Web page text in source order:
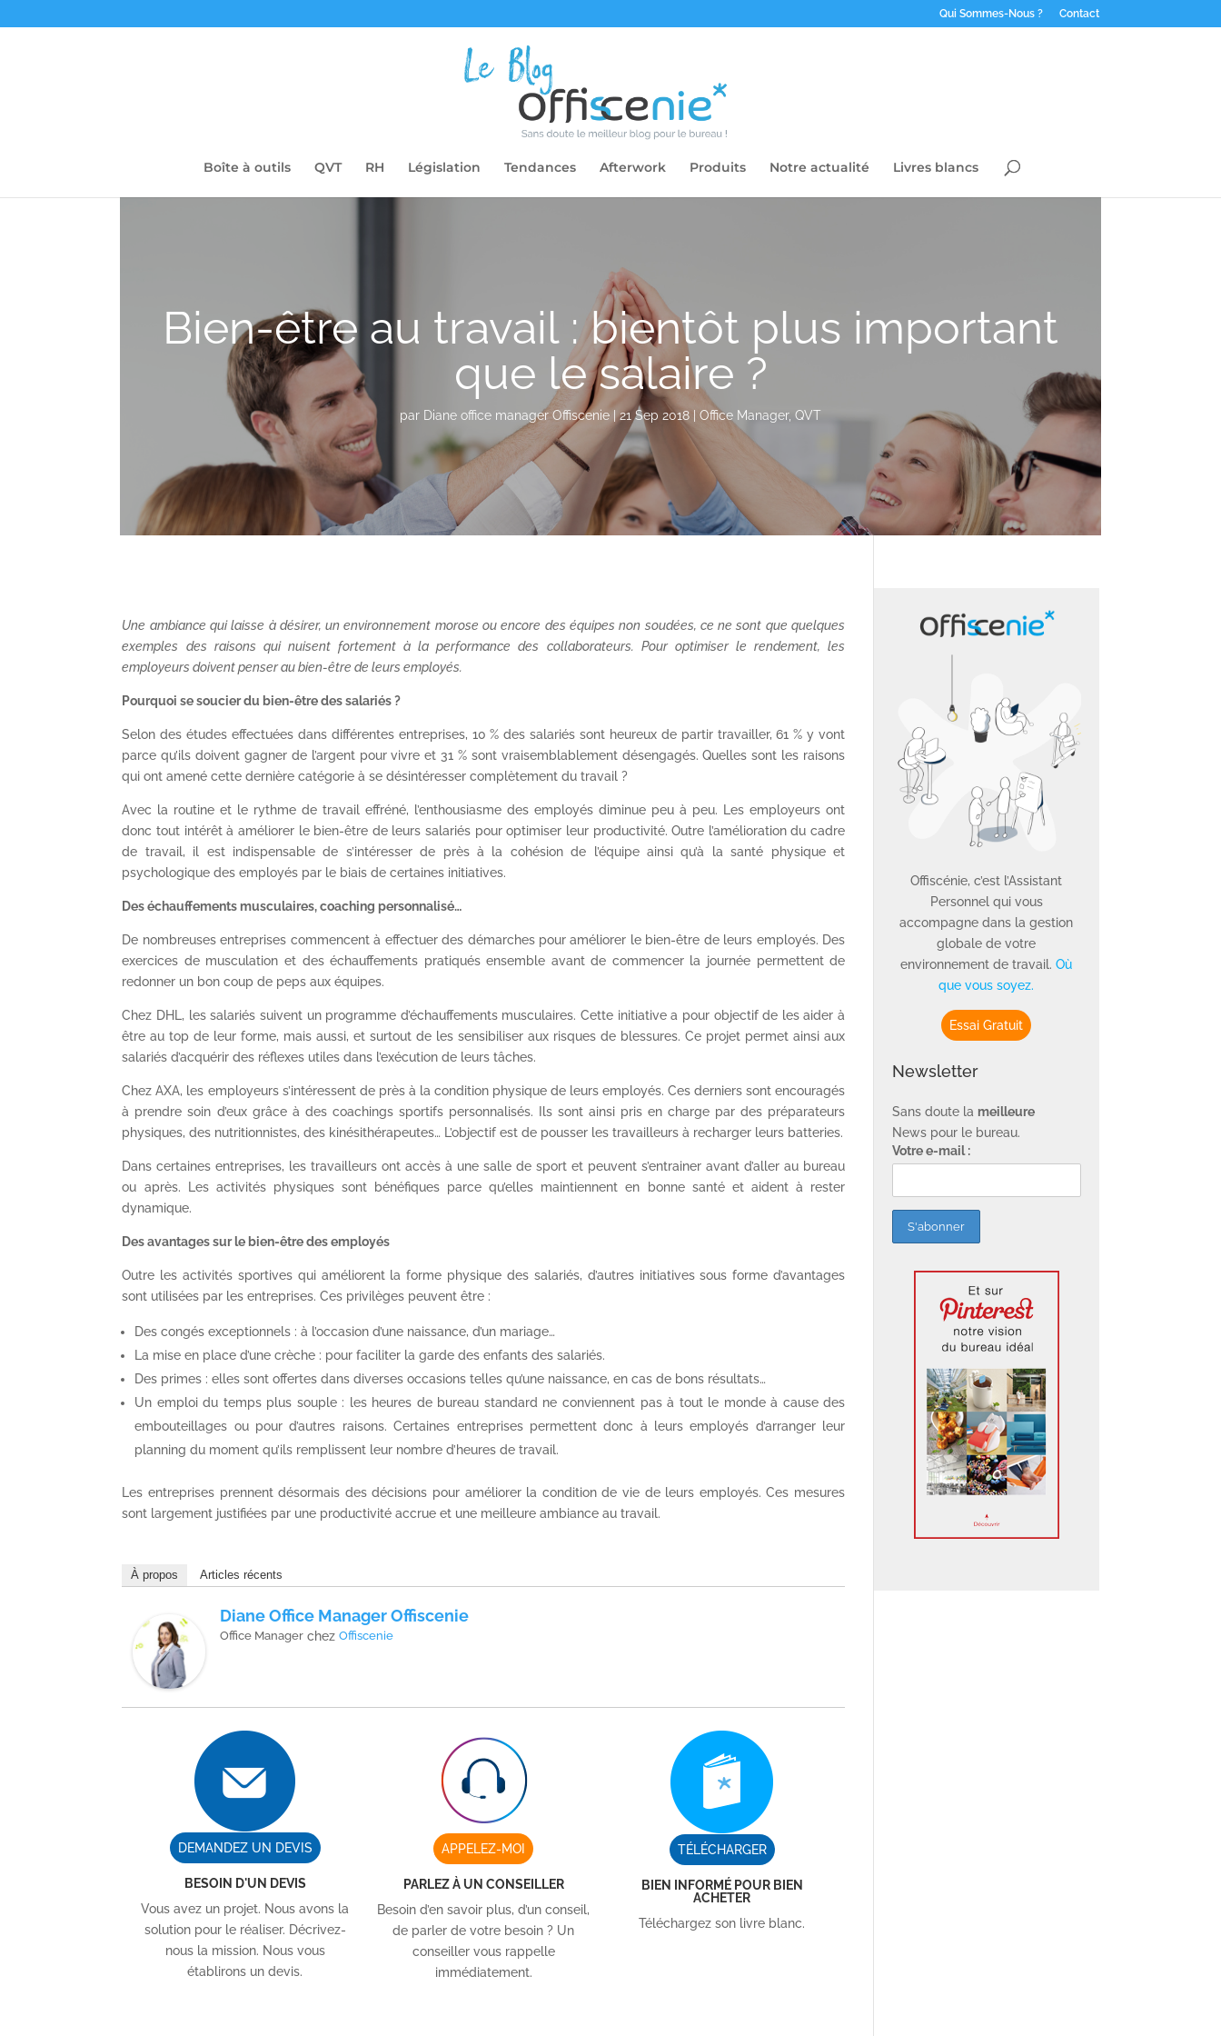
Qui Sommes-Nous ? Contact
Boîte à outils QVT RH Législation Tendances Afterwork Produits Notre actualité Livres blancs
Bien-être au travail : bientôt plus important
que le salaire ?
par Diane office manager Offiscenie |21 Sep 2018 Office Manager, QVT
Une ambiance qui laisse à désirer, un environnement morose ou encore des équipes non soudées, ce ne sont que quelques
exemples des raisons qui nuisent fortement à la performance des collaborateurs. Pour optimiser le rendement, les
employeurs doivent penser au bien-être de leurs employés.
Pourquoi se soucier du bien-être des salariés ?
Selon des études effectuées dans différentes entreprises, 10 % des salariés sont heureux de partir travailler, 61 % y vont
parce qu’ils doivent gagner de l’argent pour vivre et 31 % sont vraisemblablement désengagés. Quelles sont les raisons
qui ont amené cette dernière catégorie à se désintéresser complètement du travail ?
Avec la routine et le rythme de travail effréné, l’enthousiasme des employés diminue peu à peu. Les employeurs ont
donc tout intérêt à améliorer le bien-être de leurs salariés pour optimiser leur productivité. Outre l’amélioration du cadre
de travail, il est indispensable de s’intéresser de près à la cohésion de l’équipe ainsi qu’à la santé physique et
psychologique des employés par le biais de certaines initiatives.
Des échauffements musculaires, coaching personnalisé…
De nombreuses entreprises commencent à effectuer des démarches pour améliorer le bien-être de leurs employés. Des
exercices de musculation et des échauffements pratiqués ensemble avant de commencer la journée permettent de
redonner un bon coup de peps aux équipes.
Chez DHL, les salariés suivent un programme d’échauffements musculaires. Cette initiative a pour objectif de les aider à
être au top de leur forme, mais aussi, et surtout de les sensibiliser aux risques de blessures. Ce projet permet ainsi aux
salariés d’acquérir des réflexes utiles dans l’exécution de leurs tâches.
Chez AXA, les employeurs s’intéressent de près à la condition physique de leurs employés. Ces derniers sont encouragés
à prendre soin d’eux grâce à des coachings sportifs personnalisés. Ils sont ainsi pris en charge par des préparateurs
physiques, des nutritionnistes, des kinésithérapeutes… L’objectif est de pousser les travailleurs à recharger leurs batteries.
Dans certaines entreprises, les travailleurs ont accès à une salle de sport et peuvent s’entrainer avant d’aller au bureau
ou après. Les activités physiques sont bénéfiques parce qu’elles maintiennent en bonne santé et aident à rester
dynamique.
Des avantages sur le bien-être des employés
Outre les activités sportives qui améliorent la forme physique des salariés, d’autres initiatives sous forme d’avantages
sont utilisées par les entreprises. Ces privilèges peuvent être :
Des congés exceptionnels : à l’occasion d’une naissance, d’un mariage…
La mise en place d’une crèche : pour faciliter la garde des enfants des salariés.
Des primes : elles sont offertes dans diverses occasions telles qu’une naissance, en cas de bons résultats…
Un emploi du temps plus souple : les heures de bureau standard ne conviennent pas à tout le monde à cause des
embouteillages ou pour d’autres raisons. Certaines entreprises permettent donc à leurs employés d’arranger leur
planning du moment qu’ils remplissent leur nombre d’heures de travail.
Les entreprises prennent désormais des décisions pour améliorer la condition de vie de leurs employés. Ces mesures
sont largement justifiées par une productivité accrue et une meilleure ambiance au travail.
À propos Articles récents
Diane Office Manager Offiscenie
Office Manager chezOffiscenie
DEMANDEZ UN DEVIS
BESOIN D'UN DEVIS
Vous avez un projet. Nous avons la
solution pour le réaliser. Décrivez-
nous la mission. Nous vous
établirons un devis.
APPELEZ-MOI
PARLEZ À UN CONSEILLER
Besoin d’en savoir plus, d’un conseil,
de parler de votre besoin ? Un
conseiller vous rappelle
immédiatement.
TÉLÉCHARGER
BIEN INFORMÉ POUR BIEN
ACHETER
Téléchargez son livre blanc.
Offiscénie, c’est l’Assistant
Personnel qui vous
accompagne dans la gestion
globale de votre
environnement de travail.Où
que vous soyez.
Essai Gratuit
Newsletter
Sans doute la meilleure
News pour le bureau.
Votre e-mail :